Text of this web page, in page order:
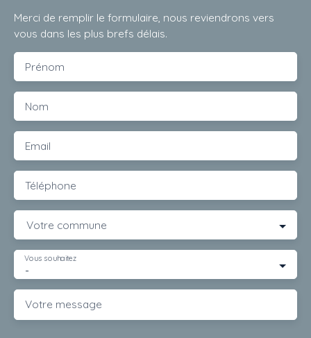
Merci de remplir le formulaire, nous reviendrons vers
vous dans les plus brefs délais.
Prénom
Nom
Email
Téléphone
Votre commune
-
Vous souhaitez
Votre message